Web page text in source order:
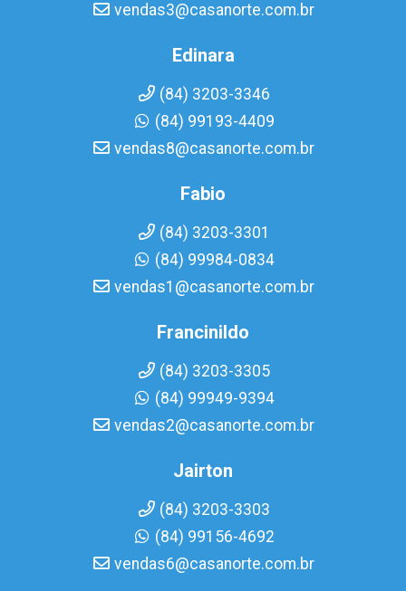
vendas3@casanorte.com.br
Edinara
(84) 3203-3346
(84) 99193-4409
vendas8@casanorte.com.br
Fabio
(84) 3203-3301
(84) 99984-0834
vendas1@casanorte.com.br
Francinildo
(84) 3203-3305
(84) 99949-9394
vendas2@casanorte.com.br
Jairton
(84) 3203-3303
(84) 99156-4692
vendas6@casanorte.com.br